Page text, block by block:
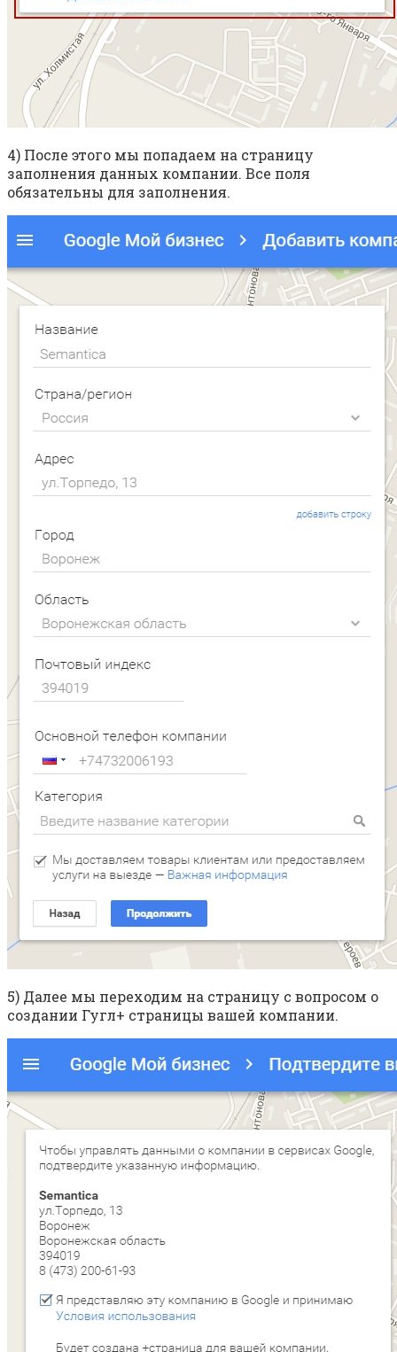
4) После этого мы попадаем на страницу
заполнения данных компании. Все поля
обязательны для заполнения.
5) Далее мы переходим на страницу с вопросом о
создании Гугл+ страницы вашей компании.